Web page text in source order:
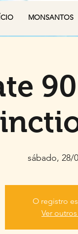
MONSANTOS
sábado, 28/
O registro
Ver